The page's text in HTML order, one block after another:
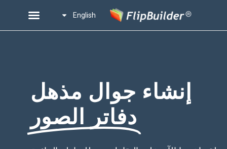
English
إنشاء جوال مذهل
دفاتر الصور